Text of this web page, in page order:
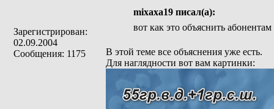
Зарегистрирован:
02.09.2004
Сообщения: 1175
mixaxa19 писал(а):
вот как это объяснить
В этой теме все объяснения уже есть.
Для наглядности вот вам картинки: